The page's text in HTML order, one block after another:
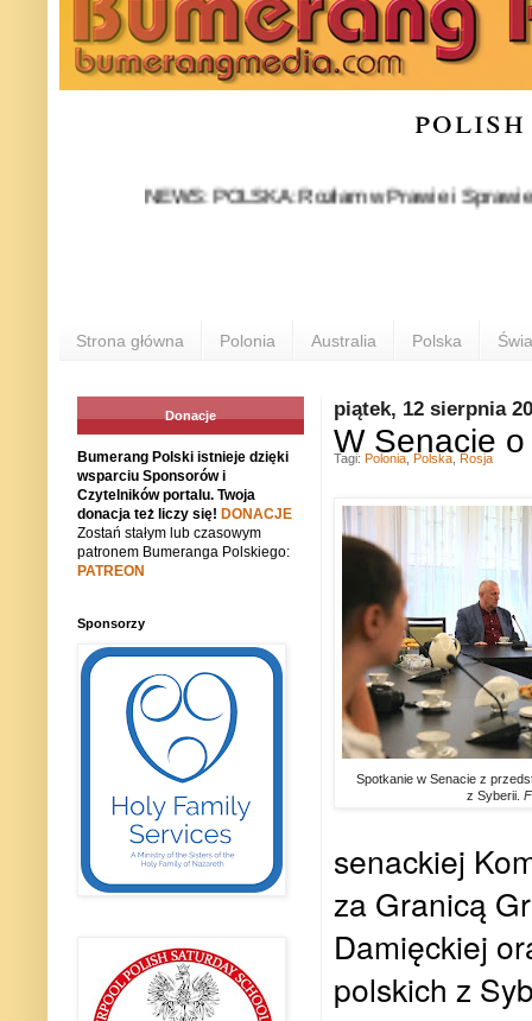
NEWS: POLSKA: Rozłam w Prawie i
Strona główna Polonia Australia Polska
piątek, 12 sierpnia
W Senacie
Spotkanie w Senacie z
z Syberii.
senackiej
za Granicą
Damięckiej
polskich z
Tagi: Polonia Polska Rosja
Donacje
Bumerang Polski istnieje dzięki
wsparciu Sponsorów i
Czytelników portalu. Twoja
donacja też liczy się! DONACJE
Zostań stałym lub czasowym
patronem Bumeranga Polskiego:
PATREON
Sponsorzy